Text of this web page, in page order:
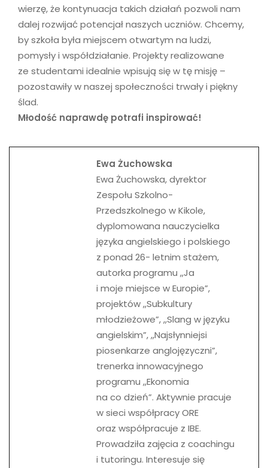
wierzę, że kontynuacja takich działań pozwoli nam
dalej rozwijać potencjał naszych uczniów. Chcemy,
by szkoła była miejscem otwartym na ludzi,
pomysły i współdziałanie. Projekty realizowane
ze studentami idealnie wpisują się w tę misję –
pozostawiły w naszej społeczności trwały i piękny
ślad.
Młodość naprawdę potrafi inspirować!
Ewa Żuchowska
Ewa Żuchowska, dyrektor
Zespołu Szkolno-
Przedszkolnego w Kikole,
dyplomowana nauczycielka
języka angielskiego i polskiego
z ponad 26- letnim stażem,
autorka programu ,,Ja
i moje miejsce w Europie”,
projektów ,,Subkultury
młodzieżowe”, ,,Slang w języku
angielskim”, ,,Najsłynniejsi
piosenkarze anglojęzyczni”,
trenerka innowacyjnego
programu ,,Ekonomia
na co dzień”. Aktywnie pracuje
w sieci współpracy ORE
oraz współpracuje z IBE.
Prowadziła zajęcia z coachingu
i tutoringu. Interesuje się